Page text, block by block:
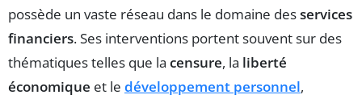
possède un vaste réseau dans le domaine desservices
financiers. Ses interventions portent souvent sur des
thématiques telles que la censure, la liberté
économique et le développement personnel,